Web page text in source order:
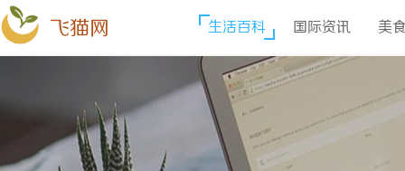
飞猫网 生活百科 国际资讯 美